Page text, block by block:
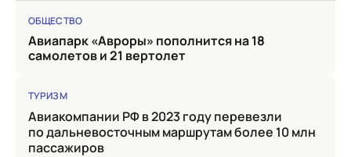
ОБЩЕСТВО
Авиапарк «Авроры» пополнится на 18
самолетов и 21 вертолет
ТУРИЗМ
Авиакомпании РФ в 2023 году перевезли
по дальневосточным маршрутам более 10 млн
пассажиров